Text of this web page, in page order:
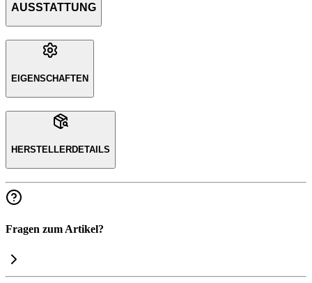
AUSSTATTUNG
EIGENSCHAFTEN
HERSTELLERDETAILS
Fragen zum Artikel?